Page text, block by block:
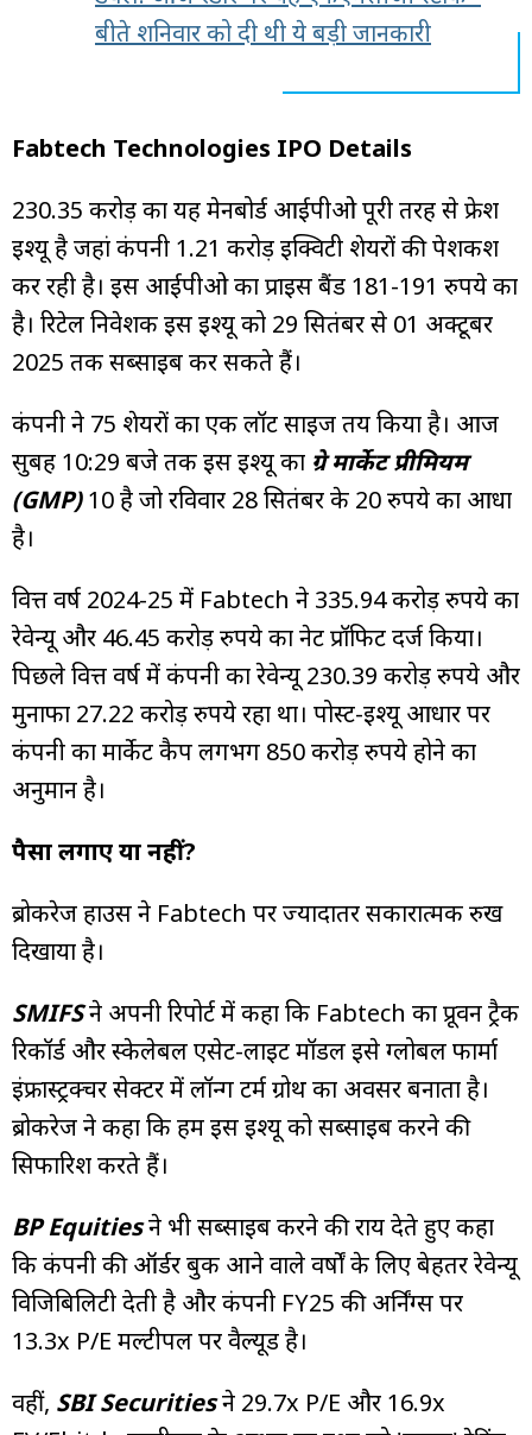
बीते शनिवार को दी थी ये बड़ी जानकारी
Fabtech Technologies IPO Details
₹230.35 करोड़ का यह मेनबोर्ड आईपीओ पूरी तरह से फ्रेश
इश्यू है जहां कंपनी 1.21 करोड़ इक्विटी शेयरों की पेशकश
कर रही है। इस आईपीओ का प्राइस बैंड 181-191 रुपये का
है। रिटेल निवेशक इस इश्यू को 29 सितंबर से 01 अक्टूबर
2025 तक सब्सक्राइब कर सकते हैं।
कंपनी ने 75 शेयरों का एक लॉट साइज तय किया है। आज
सुबह 10:29 बजे तक इस इश्यू का ग्रे मार्केट प्रीमियम
(GMP)₹10 है जो रविवार 28 सितंबर के ₹20 रुपये का आधा
है।
वित्त वर्ष 2024-25 में Fabtech ने 335.94 करोड़ रुपये का
रेवेन्यू और 46.45 करोड़ रुपये का नेट प्रॉफिट दर्ज किया।
पिछले वित्त वर्ष में कंपनी का रेवेन्यू 230.39 करोड़ रुपये और
मुनाफा 27.22 करोड़ रुपये रहा था। पोस्ट-इश्यू आधार पर
कंपनी का मार्केट कैप लगभग 850 करोड़ रुपये होने का
अनुमान है।
पैसा लगाएं या नहीं?
ब्रोकरेज हाउस ने Fabtech पर ज्यादातर सकारात्मक रुख
दिखाया है।
SMIFSने अपनी रिपोर्ट में कहा कि Fabtech का प्रूवन ट्रैक
रिकॉर्ड और स्केलेबल एसेट-लाइट मॉडल इसे ग्लोबल फार्मा
इंफ्रास्ट्रक्चर सेक्टर में लॉन्ग टर्म ग्रोथ का अवसर बनाता है।
ब्रोकरेज ने कहा कि हम इस इश्यू को सब्सक्राइब करने की
सिफारिश करते हैं।
BP Equitiesने भी सब्सक्राइब करने की राय देते हुए कहा
कि कंपनी की ऑर्डर बुक आने वाले वर्षों के लिए बेहतर रेवेन्यू
विजिबिलिटी देती है और कंपनी FY25 की अर्निंग्स पर
13.3x P/E मल्टीपल पर वैल्यूड है।
वहीं, SBI Securitiesने 29.7x P/E और 16.9x